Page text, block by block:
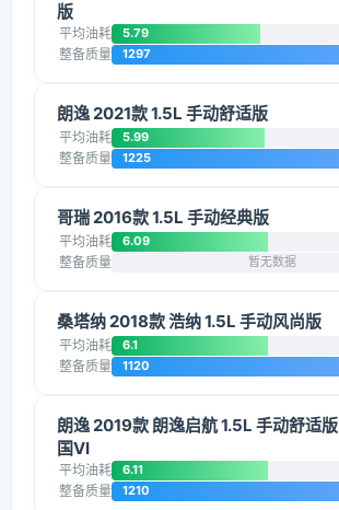
版
平均油耗 5.79
整备质量 1297
朗逸 2021款 1.5L 手动舒适版
平均油耗 5.99
整备质量 1225
哥瑞 2016款 1.5L 手动经典版
平均油耗 6.09
整备质量 暂无数据
桑塔纳 2018款 浩纳 1.5L 手动风尚版
平均油耗 6.1
整备质量 1120
朗逸 2019款 朗逸启航 1.5L 手动舒适版
国VI
平均油耗 6.11
整备质量 1210